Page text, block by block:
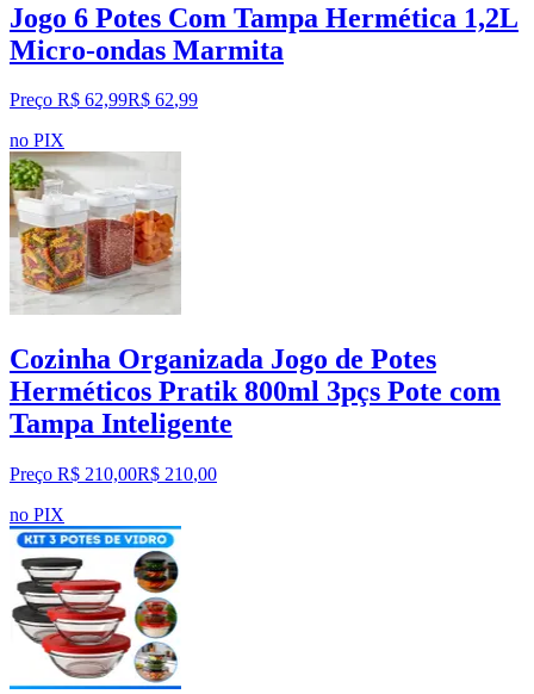
Jogo 6 Potes Com Tampa Hermética 1,2L
Micro-ondas Marmita
Preço R$ 62,99R$ 62,99
no PIX
Cozinha Organizada Jogo de Potes
Herméticos Pratik 800ml 3pçs Pote com
Tampa Inteligente
Preço R$ 210,00R$ 210,00
no PIX